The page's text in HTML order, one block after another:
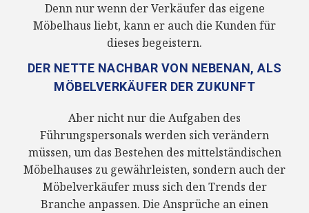
Denn nur wenn der Verkäufer das eigene
Möbelhaus liebt, kann er auch die Kunden für
dieses begeistern.
DER NETTE NACHBAR VON NEBENAN, ALS
MÖBELVERKÄUFER DER ZUKUNFT
Aber nicht nur die Aufgaben des
Führungspersonals werden sich verändern
müssen, um das Bestehen des mittelständischen
Möbelhauses zu gewährleisten, sondern auch der
Möbelverkäufer muss sich den Trends der
Branche anpassen. Die Ansprüche an einen